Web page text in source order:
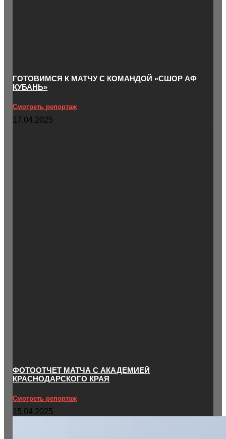
ГОТОВИМСЯ К МАТЧУ С КОМАНДОЙ «СШОР АФ
КУБАНЬ»
Смотреть репортаж
17.04.2025
ФОТООТЧЕТ МАТЧА С АКАДЕМИЕЙ
КРАСНОДАРСКОГО КРАЯ
Смотреть репортаж
15.04.2025